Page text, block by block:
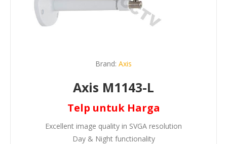
Brand: Axis
Axis M1143-L
Telp untuk Harga
Excellent image quality in SVGA resolution
Day & Night functionality